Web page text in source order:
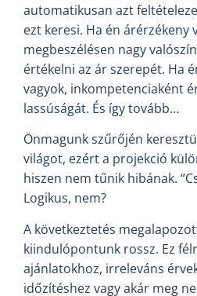
automatikusan azt
ezt keresi. Ha én árérzékeny
megbeszélésen nagy
értékelni az ár szerepét. Ha
vagyok, inkompetenciaként
lassúságát. És így tovább…
Önmagunk szűrőjén
világot, ezért a projekció
hiszen nem tűnik hibának.
Logikus, nem?
A következtetés
kiindulópontunk rossz. Ez
ajánlatokhoz, irreleváns
időzítéshez vagy akár meg